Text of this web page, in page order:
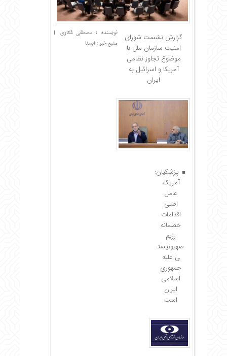
گزارش نشست شورای
امنیت سازمان ملل با
موضوع تجاوز نظامی
آمریکا و اسرائیل به
ایران
پزشکیان:
آمریکا،
عامل
اصلی
اقدامات
خصمانه
رژیم
صهیونیست
ی علیه
جمهوری
اسلامی
ایران
است
نویسنده : مصطفی مُکاری |
منبع خبر : ایسنا